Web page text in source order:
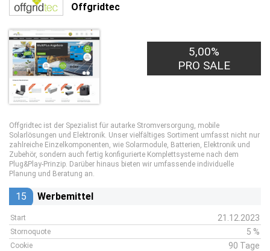
Offgridtec
5,00%
PRO SALE
Offgridtec ist der Spezialist für autarke Stromversorgung, mobile
Solarlösungen und Elektronik. Unser vielfältiges Sortiment umfasst nicht nur
zahlreiche Einzelkomponenten, wie Solarmodule, Batterien, Elektronik und
Zubehör, sondern auch fertig konfigurierte Komplettsysteme nach dem
Plug&Play-Prinzip. Darüber hinaus bieten wir umfassende individuelle
Planung und Beratung an.
15 Werbemittel
Start 21.12.2023
Stornoquote 5 %
Cookie 90 Tage